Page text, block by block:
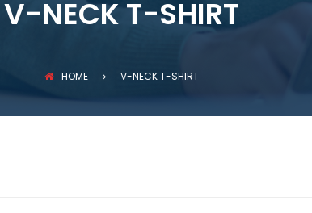
V-NECK T-SHIRT
HOME V-NECK T-SHIRT